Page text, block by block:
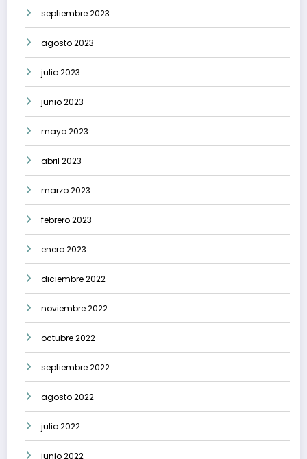
septiembre 2023
agosto 2023
julio 2023
junio 2023
mayo 2023
abril 2023
marzo 2023
febrero 2023
enero 2023
diciembre 2022
noviembre 2022
octubre 2022
septiembre 2022
agosto 2022
julio 2022
junio 2022